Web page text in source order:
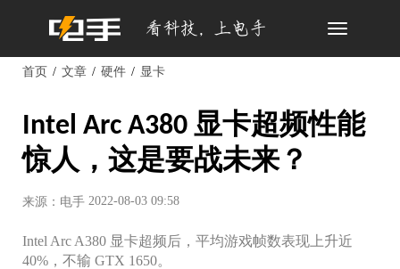
Toggle
首页 文章 硬件 显卡
Intel Arc A380 显卡超频性能
惊人，这是要战未来？
来源：电手 2022-08-03 09:58
Intel Arc A380 显卡超频后，平均游戏帧数表现上升近
40%，不输 GTX 1650。